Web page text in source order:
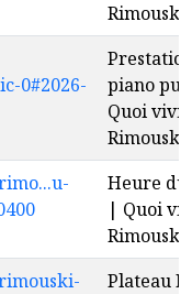
Rimouski
0#2026-
piano
Quoi
Rimouski
Heure du
| Quoi
Rimouski
Plateau